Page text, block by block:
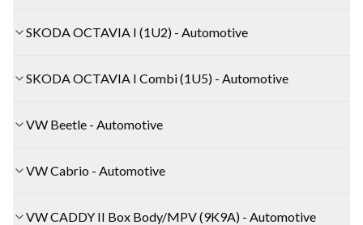
SKODA OCTAVIA I (1U2) - Automotive
SKODA OCTAVIA I Combi (1U5) - Automotive
VW Beetle - Automotive
VW Cabrio - Automotive
VW CADDY II Box Body/MPV (9K9A) - Automotive